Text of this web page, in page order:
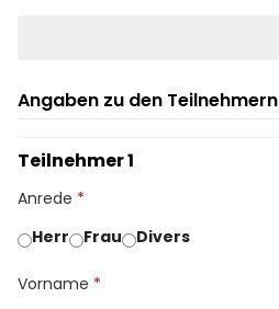
Angaben zu den Teilnehmern
Teilnehmer 1
Anrede
Herr
Frau Divers
Vorname